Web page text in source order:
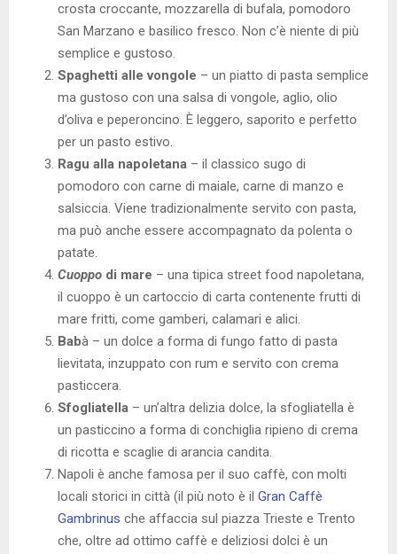
crosta croccante, mozzarella di bufala, pomodoro
San Marzano e basilico fresco. Non c’è niente di più
semplice e gustoso.
Spaghetti alle vongole – un piatto di pasta semplice
ma gustoso con una salsa di vongole, aglio, olio
d’oliva e peperoncino. È leggero, saporito e perfetto
per un pasto estivo.
Ragu alla napoletana – il classico sugo di
pomodoro con carne di maiale, carne di manzo e
salsiccia. Viene tradizionalmente servito con pasta,
ma può anche essere accompagnato da polenta o
patate.
Cuoppo di mare – una tipica street food napoletana,
il cuoppo è un cartoccio di carta contenente frutti di
mare fritti, come gamberi, calamari e alici.
Babà – un dolce a forma di fungo fatto di pasta
lievitata, inzuppato con rum e servito con crema
pasticcera.
Sfogliatella – un’altra delizia dolce, la sfogliatella è
un pasticcino a forma di conchiglia ripieno di crema
di ricotta e scaglie di arancia candita.
Napoli è anche famosa per il suo caffè, con molti
locali storici in città (il più noto è il Gran Caffè
Gambrinus che affaccia sul piazza Trieste e Trento
che, oltre ad ottimo caffè e deliziosi dolci è un